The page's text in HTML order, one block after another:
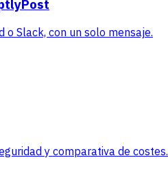
Slack, con un solo mensaje.
y comparativa de costes.